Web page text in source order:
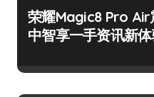
荣耀Magic8 Pro Air
中智享一手资讯新体